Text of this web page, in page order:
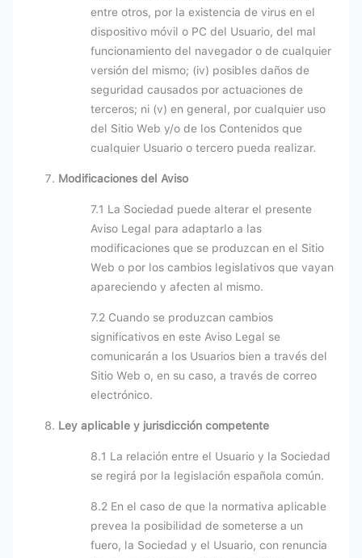
entre otros, por la existencia de virus en el
dispositivo móvil o PC del Usuario, del mal
funcionamiento del navegador o de cualquier
versión del mismo; (iv) posibles daños de
seguridad causados por actuaciones de
terceros; ni (v) en general, por cualquier uso
del Sitio Web y/o de los Contenidos que
cualquier Usuario o tercero pueda realizar.
Modificaciones del Aviso
7.1 La Sociedad puede alterar el presente
Aviso Legal para adaptarlo a las
modificaciones que se produzcan en el Sitio
Web o por los cambios legislativos que vayan
apareciendo y afecten al mismo.
7.2 Cuando se produzcan cambios
significativos en este Aviso Legal se
comunicarán a los Usuarios bien a través del
Sitio Web o, en su caso, a través de correo
electrónico.
Ley aplicable y jurisdicción competente
8.1 La relación entre el Usuario y la Sociedad
se regirá por la legislación española común.
8.2 En el caso de que la normativa aplicable
prevea la posibilidad de someterse a un
fuero, la Sociedad y el Usuario, con renuncia